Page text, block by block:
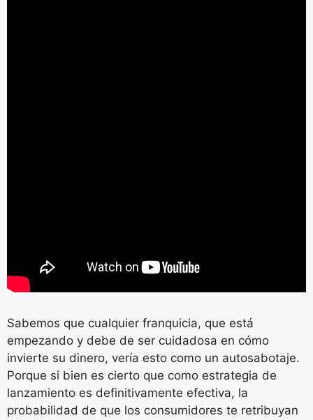
Sabemos que cualquier franquicia, que está
empezando y debe de ser cuidadosa en cómo
invierte su dinero, vería esto como un autosabotaje.
Porque si bien es cierto que como estrategia de
lanzamiento es definitivamente efectiva, la
probabilidad de que los consumidores te retribuyan